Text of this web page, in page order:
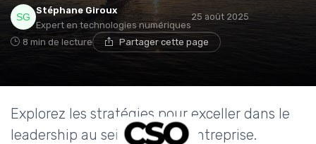
Stéphane Giroux
Expert en technologies numériques
25 août 2025
8 min de lecture Partager cette page
Explorez les stratégies pour exceller dans le
leadership au sein de notre entreprise.